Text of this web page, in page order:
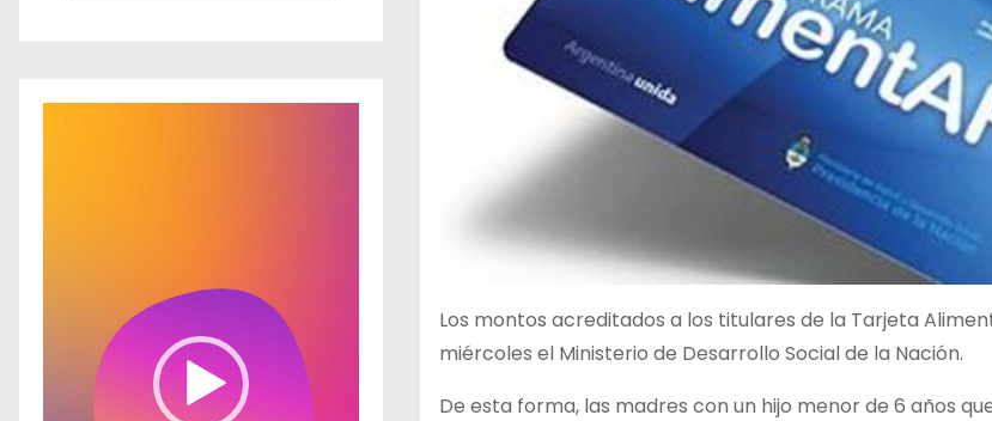
Los montos acreditados a los titulares de la Tarjeta
miércoles el Ministerio de Desarrollo Social de la Nación.
De esta forma, las madres con un hijo menor de 6 años